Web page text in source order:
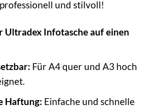
und stilvoll!
Ultradex Infotasche auf einen
Für A4 quer und A3 hoch
Haftung: Einfache und schnelle